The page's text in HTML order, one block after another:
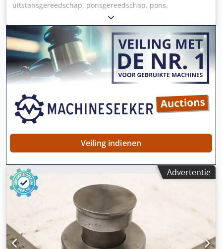
uitstansgereedschap, ponsgereedschap, pons,
ponsmatrijs, ponstang, ponsstempel, langgatvorm, set
ponstang en -matrijs voor langgatvorm -Ponstang: set
ponstang en -matrijs, langgatvorm -Afmeting: 13,0 x 40,0
mm -Matrijs: 13,7 x 40,7 mm -Aantal: 2x ponsgereedschap
beschikbaar -Prijs: per stuk -Transportafmeting: Ø 90 x 80
mm -Gewicht: 2,1 kg Dkodpfjzr Eprox Apvjr
Veiling indienen
Advertentie